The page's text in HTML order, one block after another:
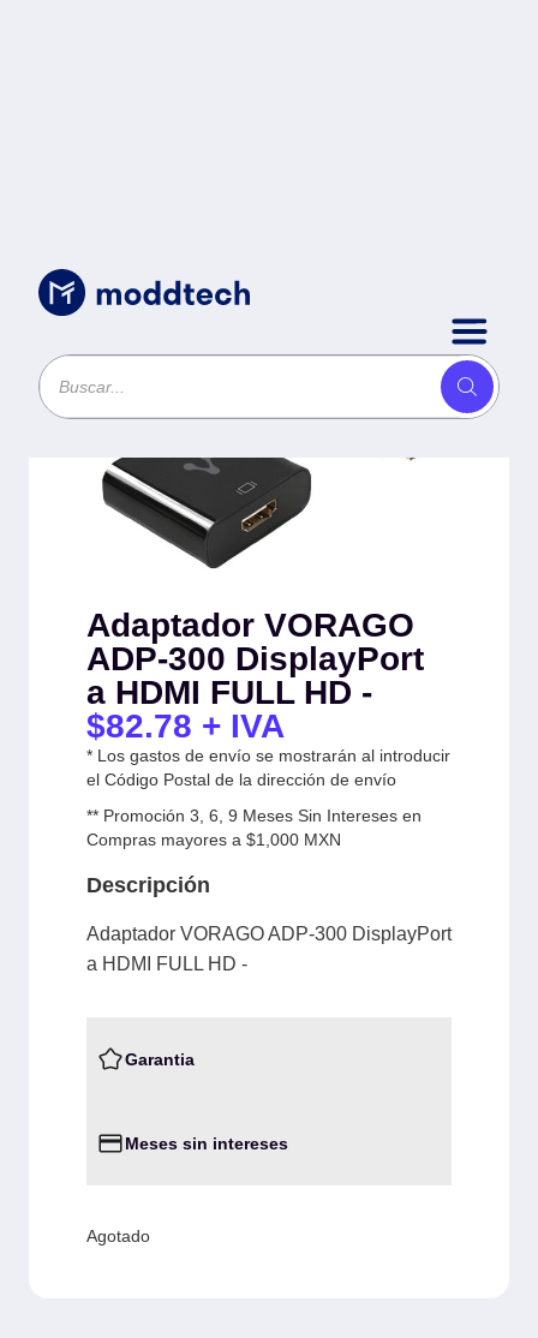
Uncategorized/Adaptador VORAGO ADP-300
DisplayPort a HDMI FULL HD -
Adaptador VORAGO
ADP-300 DisplayPort
a HDMI FULL HD -
$82.78 + IVA
* Los gastos de envío se mostrarán al introducir
el Código Postal de la dirección de envío
** Promoción 3, 6, 9 Meses Sin Intereses en
Compras mayores a $1,000 MXN
Descripción
Adaptador VORAGO ADP-300 DisplayPort
a HDMI FULL HD -
Garantia
Meses sin intereses
Agotado